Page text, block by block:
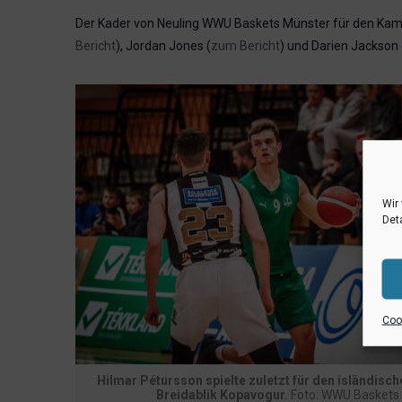
Wir
Der Kader von Neuling WWU Baskets Münster für den
Bericht), Jordan Jones (zum Bericht) und Darien Jackson
Hilmar Pétursson spielte zuletzt für den
Breidablik Kopavogur. Foto: WWU Baskets